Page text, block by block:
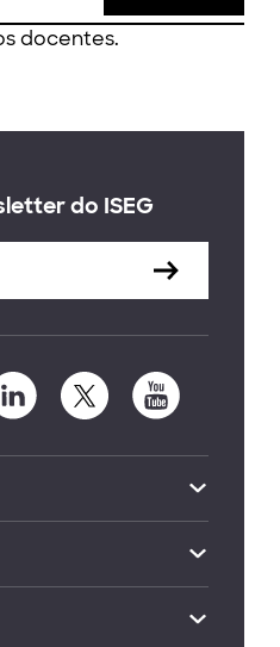
docentes.
do ISEG